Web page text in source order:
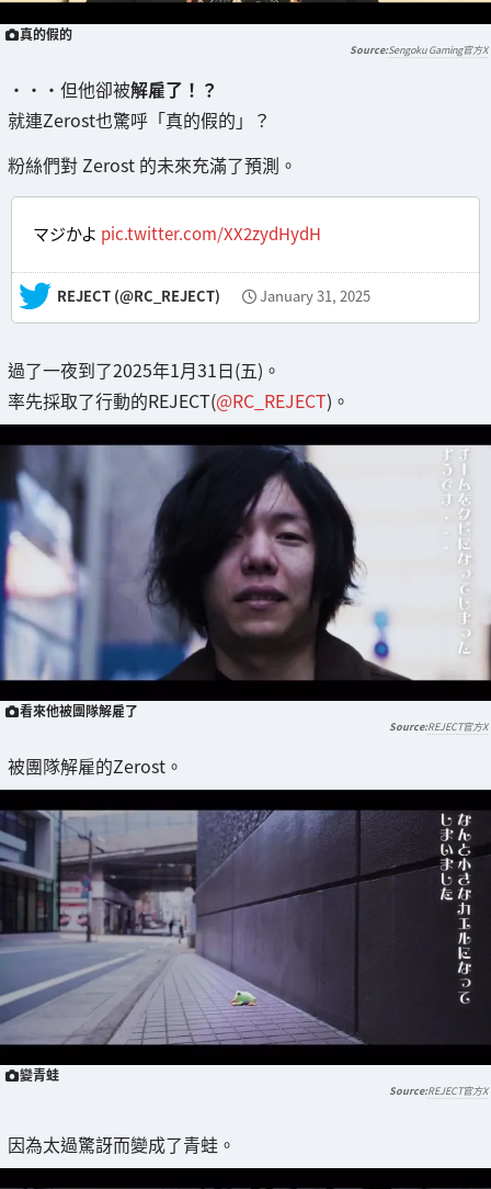
真的假的
Sengoku Gaming官方X
・・・但他卻被解雇了！？
就連Zerost也驚呼「真的假的」？
粉絲們對 Zerost 的未來充滿了預測。
マジかよ pic.twitter.com/XX2zydHydH
— REJECT (@RC_REJECT) January 31, 2025
過了一夜到了2025年1月31日(五)。
率先採取了行動的REJECT(@RC_REJECT)。
看來他被團隊解雇了
REJECT官方X
被團隊解雇的Zerost。
變青蛙
REJECT官方X
因為太過驚訝而變成了青蛙。